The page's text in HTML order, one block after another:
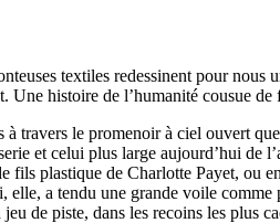
textiles redessinent pour nous
histoire de l’humanité cousue
travers le promenoir à ciel ouvert
et celui plus large aujourd’hui
fils plastique de Charlotte Payet, ou
a tendu une grande voile
de piste, dans les recoins les plus